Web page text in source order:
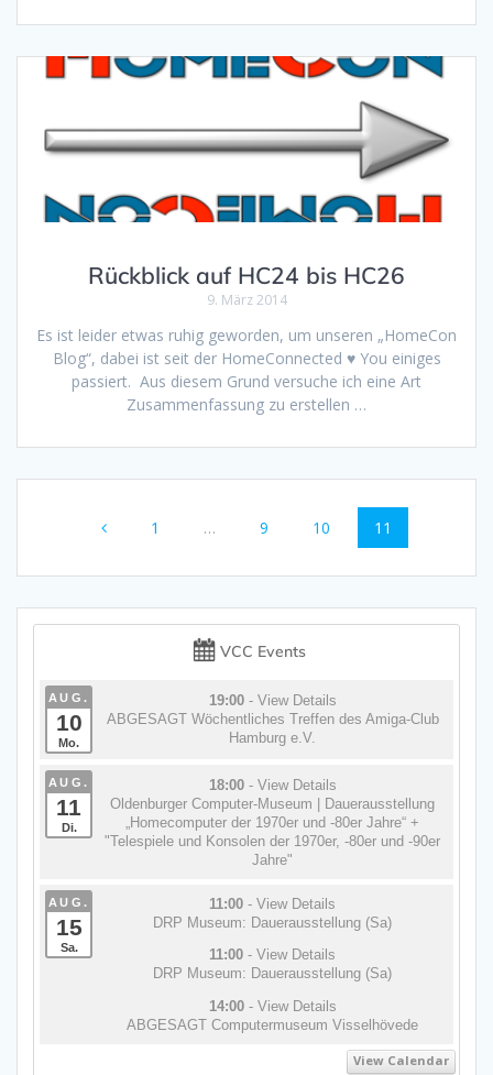
Rückblick auf HC24 bis HC26
9. März 2014
Es ist leider etwas ruhig geworden, um unseren „HomeCon
Blog“, dabei ist seit der HomeConnected ♥ You einiges
passiert. Aus diesem Grund versuche ich eine Art
Zusammenfassung zu erstellen …
Beitragsnavigation
Seite
1 … Seite
9 Seite
10 Seite
11
VCC Events
AUG.
10
Mo.
19:00 - View Details
ABGESAGT Wöchentliches Treffen des Amiga-Club
Hamburg e.V.
AUG.
11
Di.
18:00 - View Details
Oldenburger Computer-Museum | Dauerausstellung
„Homecomputer der 1970er und -80er Jahre“ +
"Telespiele und Konsolen der 1970er, -80er und -90er
Jahre"
AUG.
15
Sa.
11:00 - View Details
DRP Museum: Dauerausstellung (Sa)
11:00 - View Details
DRP Museum: Dauerausstellung (Sa)
14:00 - View Details
ABGESAGT Computermuseum Visselhövede
View Calendar